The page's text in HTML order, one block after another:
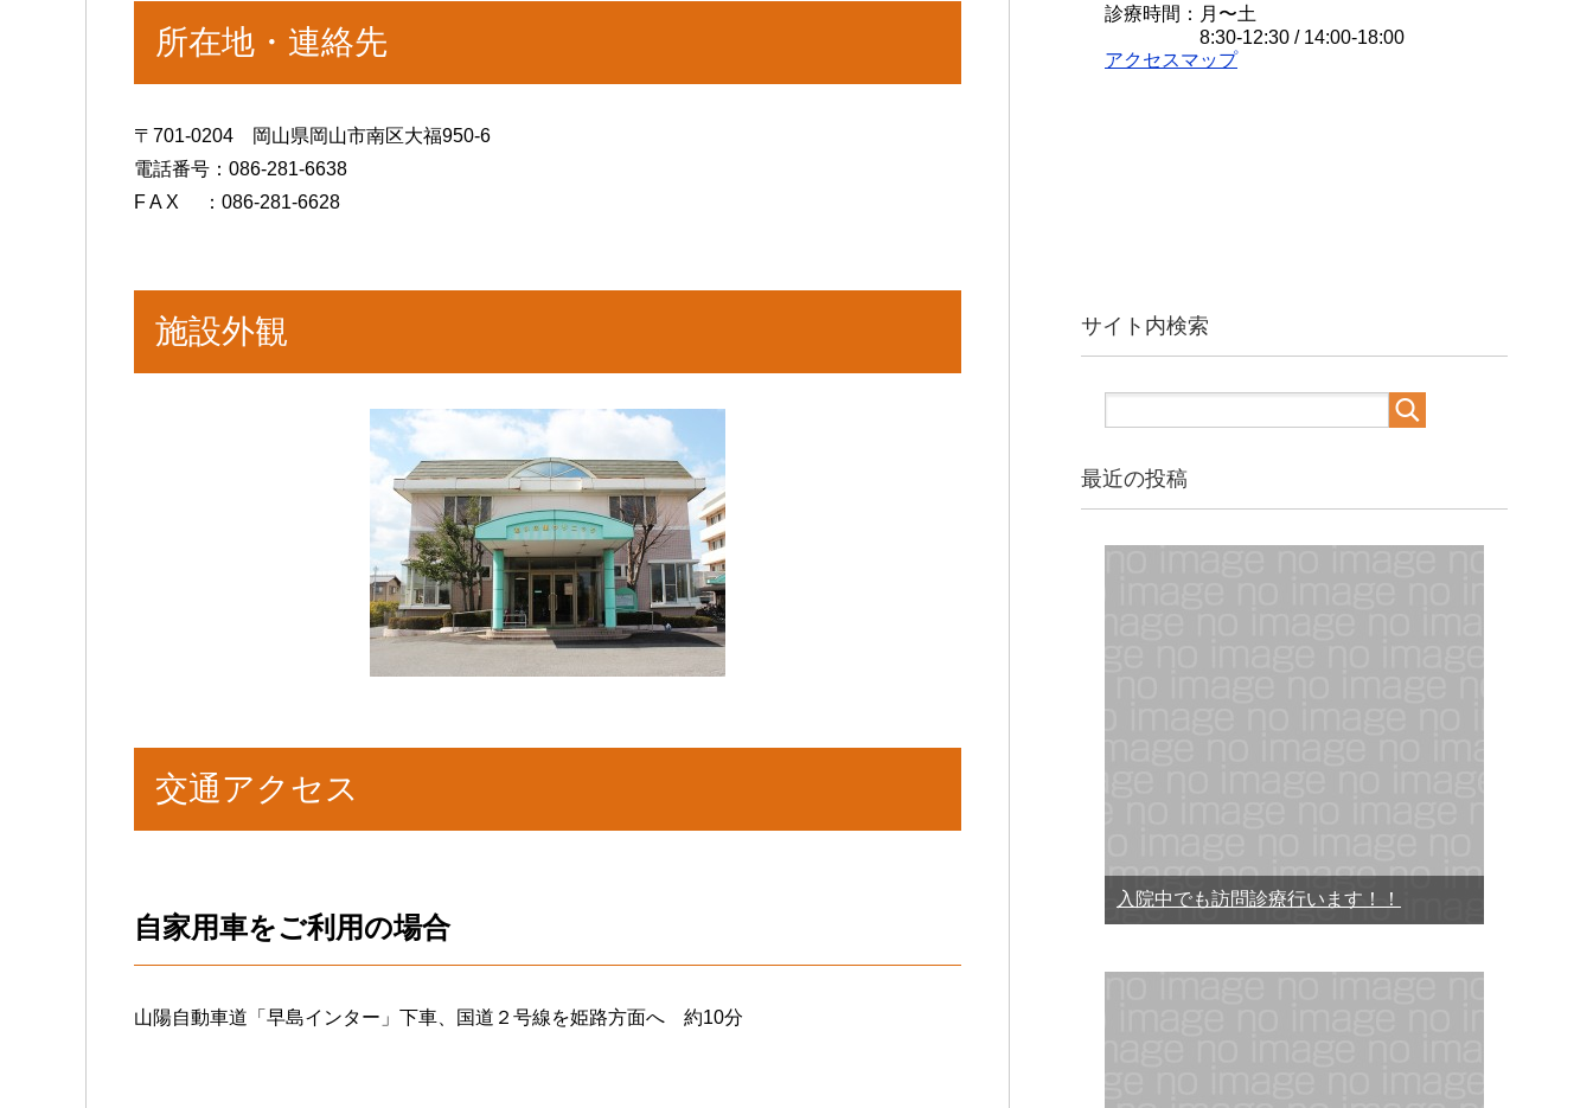
所在地・連絡先
〒701-0204 岡山県岡山市南区大福950-6
電話番号：086-281-6638
F A X ：086-281-6628
施設外観
交通アクセス
自家用車をご利用の場合
山陽自動車道「早島インター」下車、国道２号線を姫路方面へ 約10分
診療時間：月〜土
8:30-12:30 / 14:00-18:00
アクセスマップ
サイト内検索
最近の投稿
入院中でも訪問診療行います！！